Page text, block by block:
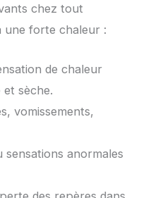
chez tout
une forte chaleur :
de chaleur
sèche.
vomissements,
anormales